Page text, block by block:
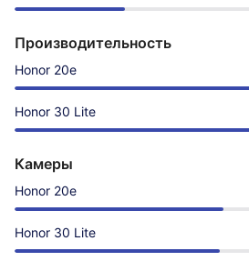
Производительность
Honor 20e
Honor 30 Lite
Камеры
Honor 20e
Honor 30 Lite